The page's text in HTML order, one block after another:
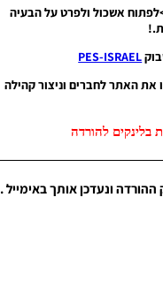
אשכול ולפרט על הבעיה
PES-ISRAEL
האתר לחברים וניצור קהילה
בלינקים להורדה
ונעדכן אותך באימייל .